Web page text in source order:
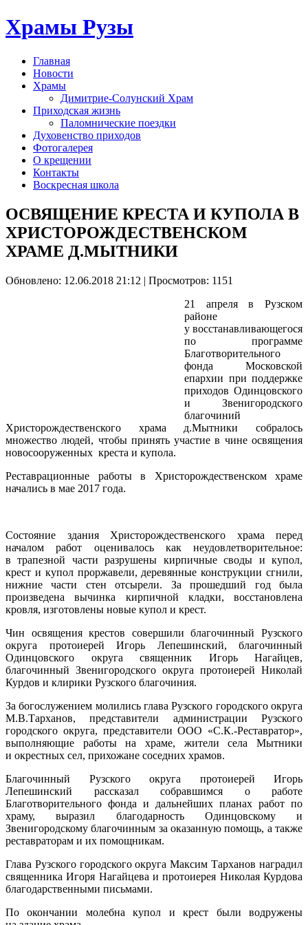
Храмы Рузы
Главная
Новости
Храмы
Димитрие-Солунский Храм
Приходская жизнь
Паломнические поездки
Духовенство приходов
Фотогалерея
О крещении
Контакты
Воскресная школа
ОСВЯЩЕНИЕ КРЕСТА И КУПОЛА В
ХРИСТОРОЖДЕСТВЕНСКОМ
ХРАМЕ Д.МЫТНИКИ
Обновлено: 12.06.2018 21:12 | Просмотров: 1151
21 апреля в Рузском
районе
у восстанавливающегося
по программе
Благотворительного
фонда Московской
епархии при поддержке
приходов Одинцовского
и Звенигородского
благочиний
Христорождественского храма д.Мытники собралось
множество людей, чтобы принять участие в чине освящения
новосооруженных креста и купола.
Реставрационные работы в Христорождественском храме
начались в мае 2017 года.
Состояние здания Христорождественского храма перед
началом работ оценивалось как неудовлетворительное:
в трапезной части разрушены кирпичные своды и купол,
крест и купол проржавели, деревянные конструкции сгнили,
нижние части стен отсырели. За прошедший год была
произведена вычинка кирпичной кладки, восстановлена
кровля, изготовлены новые купол и крест.
Чин освящения крестов совершили благочинный Рузского
округа протоиерей Игорь Лепешинский, благочинный
Одинцовского округа священник Игорь Нагайцев,
благочинный Звенигородского округа протоиерей Николай
Курдов и клирики Рузского благочиния.
За богослужением молились глава Рузского городского округа
М.В.Тарханов, представители администрации Рузского
городского округа, представители ООО «С.К.-Реставратор»,
выполняющие работы на храме, жители села Мытники
и окрестных сел, прихожане соседних храмов.
Благочинный Рузского округа протоиерей Игорь
Лепешинский рассказал собравшимся о работе
Благотворительного фонда и дальнейших планах работ по
храму, выразил благодарность Одинцовскому и
Звенигородскому благочинным за оказанную помощь, а также
реставраторам и их помощникам.
Глава Рузского городского округа Максим Тарханов наградил
священника Игоря Нагайцева и протоиерея Николая Курдова
благодарственными письмами.
По окончании молебна купол и крест были водружены